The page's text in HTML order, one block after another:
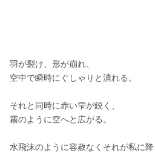
羽が裂け、形が崩れ、
空中で瞬時にぐしゃりと潰れる。
それと同時に赤い雫が鋭く、
霧のように空へと広がる。
水飛沫のように容赦なくそれが私に降